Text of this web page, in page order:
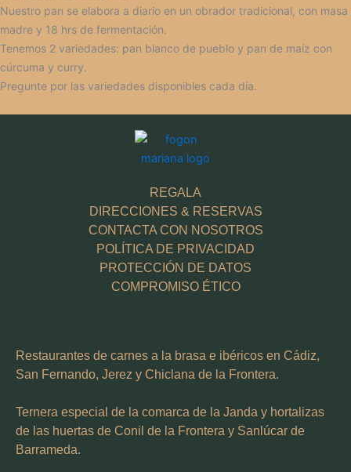
Nuestro pan se elabora a diario en un obrador tradicional, con masa
madre y 18 hrs de fermentación.
Tenemos 2 variedades: pan blanco de pueblo y pan de maíz con
cúrcuma y curry.
Pregunte por las variedades disponibles cada día.
REGALA
DIRECCIONES & RESERVAS
CONTACTA CON NOSOTROS
POLÍTICA DE PRIVACIDAD
PROTECCIÓN DE DATOS
COMPROMISO ÉTICO
Restaurantes de carnes a la brasa e ibéricos en Cádiz,
San Fernando, Jerez y Chiclana de la Frontera.
Ternera especial de la comarca de la Janda y hortalizas
de las huertas de Conil de la Frontera y Sanlúcar de
Barrameda.